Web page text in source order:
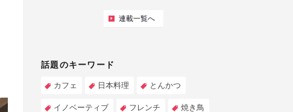
連載一覧へ
話題のキーワード
カフェ 日本料理 とんかつ
イノベーティブ フレンチ 焼き鳥